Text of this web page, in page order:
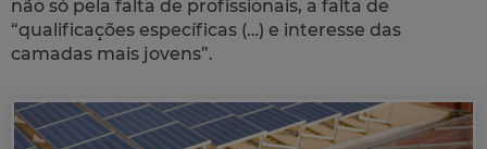
não só pela falta de profissionais, a falta de
“qualificações específicas (…) e interesse das
camadas mais jovens”.